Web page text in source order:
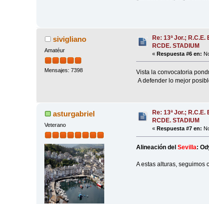
sivigliano
Amatéur
Mensajes: 7398
Re: 13ª Jor.; R.C.E.
RCDE. STADIUM
«Respuesta #6 en:
Vista la convocatoria
A defender lo mejor
asturgabriel
Veterano
Re: 13ª Jor.;
RCDE. STADIUM
«Respuesta #7 en:
Alineación del Sevilla:
A estas alturas, seguimos